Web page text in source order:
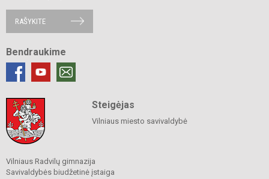
RAŠYKITE
Bendraukime
Steigėjas
Vilniaus miesto savivaldybė
Vilniaus Radvilų gimnazija
Savivaldybės biudžetinė įstaiga